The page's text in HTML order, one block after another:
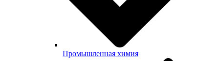
Промышленная химия